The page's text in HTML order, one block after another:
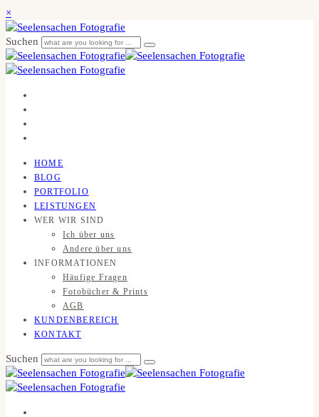
×
Suchen
HOME
BLOG
PORTFOLIO
LEISTUNGEN
WER WIR SIND
Ich über uns
Andere über uns
INFORMATIONEN
Häufige Fragen
Fotobücher & Prints
AGB
KUNDENBEREICH
KONTAKT
Suchen